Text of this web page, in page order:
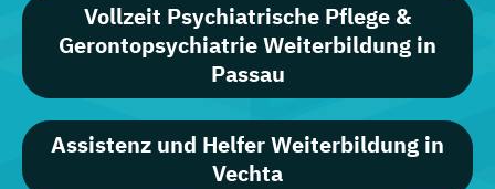
Vollzeit Psychiatrische Pflege &
Gerontopsychiatrie Weiterbildung in
Passau
Assistenz und Helfer Weiterbildung in
Vechta